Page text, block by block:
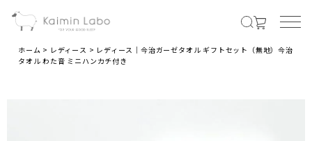
ホーム レディース
レディース｜今治ガーゼタオル ギフトセット（無地）今治
タオル わた音 ミニハンカチ付き